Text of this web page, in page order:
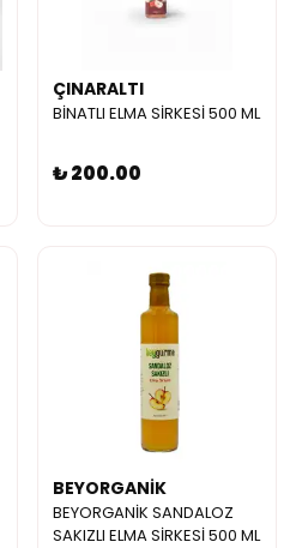
ÇINARALTI
BİNATLI ELMA SİRKESİ 500 ML
₺ 200.00
BEYORGANİK
BEYORGANİK SANDALOZ
SAKIZLI ELMA SİRKESİ 500 ML